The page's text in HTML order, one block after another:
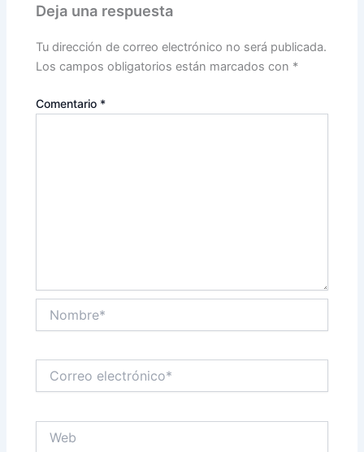
Deja una respuesta
Tu dirección de correo electrónico no será publicada.
Los campos obligatorios están marcados con *
Comentario *
electrónico*